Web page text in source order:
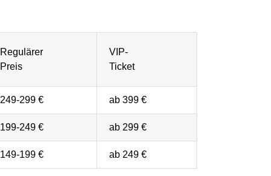
Regulärer
Preis
VIP-
Ticket
249-299 € ab 399 €
199-249 € ab 299 €
149-199 € ab 249 €